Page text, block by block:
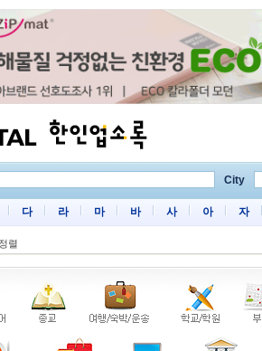
City
다 라 마 바 사 아 자
렬